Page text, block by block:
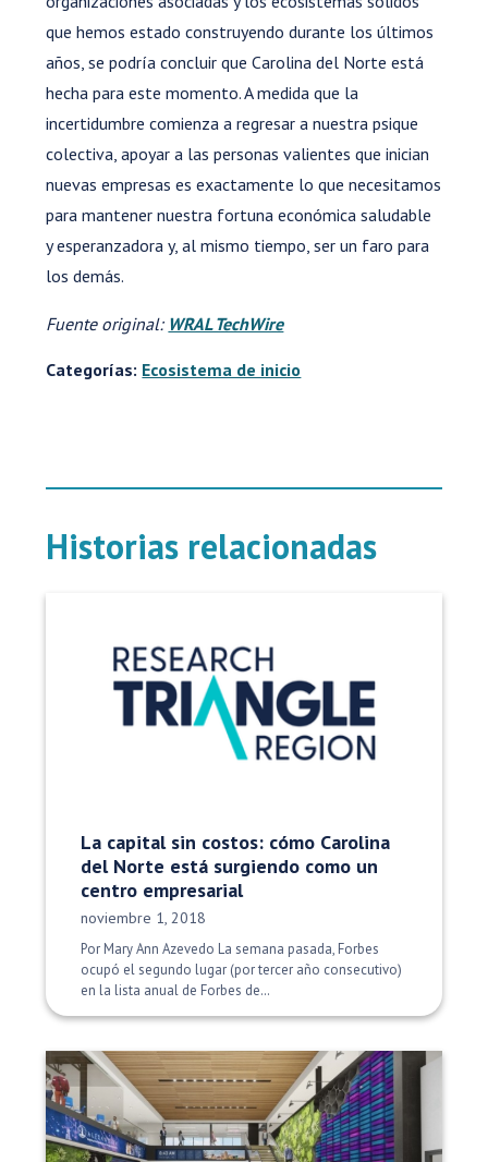
que hemos estado construyendo durante los últimos
años, se podría concluir que Carolina del Norte está
hecha para este momento. A medida que la
incertidumbre comienza a regresar a nuestra psique
colectiva, apoyar a las personas valientes que inician
nuevas empresas es exactamente lo que necesitamos
para mantener nuestra fortuna económica saludable
y esperanzadora y, al mismo tiempo, ser un faro para
los demás.
Fuente original: WRAL TechWire
Categorías: Ecosistema de inicio
Historias relacionadas
La capital sin costos: cómo Carolina
del Norte está surgiendo como un
centro empresarial
Fecha de publicación:
noviembre 1, 2018
Por Mary Ann Azevedo La semana pasada, Forbes
ocupó el segundo lugar (por tercer año consecutivo)
en la lista anual de Forbes de…